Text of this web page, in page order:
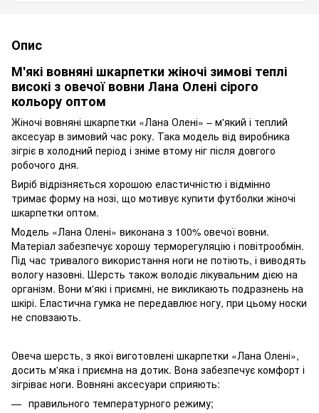
Опис
М'які вовняні шкарпетки жіночі зимові теплі
високі з овечої вовни Лана Олені сірого
кольору оптом
Жіночі вовняні шкарпетки «Лана Олені» – м'який і теплий
аксесуар в зимовий час року. Така модель від виробника
зігріє в холодний період і зніме втому ніг після довгого
робочого дня.
Виріб відрізняється хорошою еластичністю і відмінно
тримає форму на нозі, що мотивує купити футболки жіночі
шкарпетки оптом.
Модель «Лана Олені» виконана з 100% овечої вовни.
Матеріал забезпечує хорошу терморегуляцію і повітрообмін.
Під час тривалого використання ноги не потіють, і виводять
вологу назовні. Шерсть також володіє лікувальним дією на
організм. Вони м'які і приємні, не викликають подразнень на
шкірі. Еластична гумка не передавлює ногу, при цьому носки
не сповзають.
Овеча шерсть, з якої виготовлені шкарпетки «Лана Олені»,
досить м'яка і приємна на дотик. Вона забезпечує комфорт і
зігріває ноги. Вовняні аксесуари сприяють:
правильного температурного режиму;